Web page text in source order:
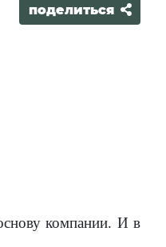
поделиться
компании. И в